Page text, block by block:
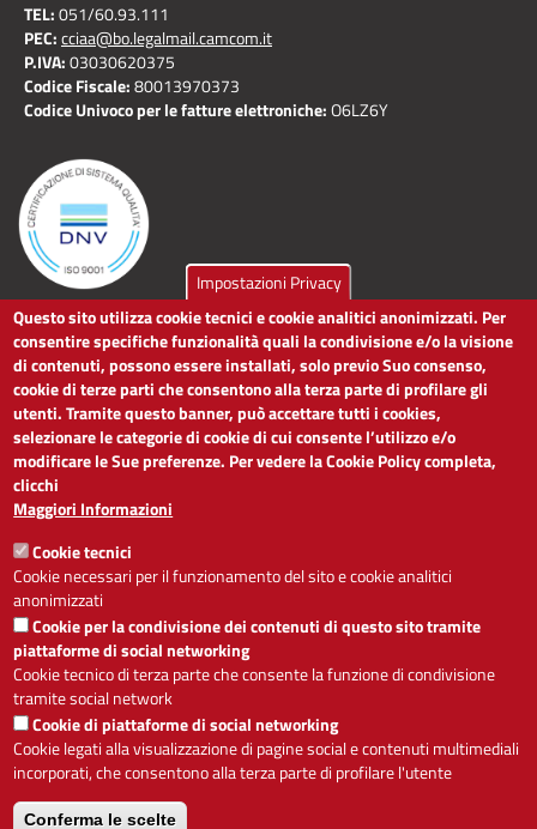
TEL:051/60.93.111
PEC:cciaa@bo.legalmail.camcom.it
P.IVA:03030620375
Codice Fiscale:80013970373
Codice Univoco per le fatture elettroniche:O6LZ6Y
LINK UTILI
Dichiarazione di accessibilità
Obiettivi di accessibilità
Segnalaci problemi di accessibilità
Note legali
Privacy
Accesso riservato
ACCESSIBILITÀ
- A +
Alto contrasto
Impostazioni Privacy
Questo sito utilizza cookie tecnici e cookie analitici anonimizzati. Per
consentire specifiche funzionalità quali la condivisione e/o la visione
di contenuti, possono essere installati, solo previo Suo consenso,
cookie di terze parti che consentono alla terza parte di profilare gli
utenti. Tramite questo banner, può accettare tutti i cookies,
selezionare le categorie di cookie di cui consente l’utilizzo e/o
modificare le Sue preferenze. Per vedere la Cookie Policy completa,
clicchi
Maggiori Informazioni
Cookie tecnici
Cookie necessari per il funzionamento del sito e cookie analitici
anonimizzati
Cookie per la condivisione dei contenuti di questo sito tramite
piattaforme di social networking
Cookie tecnico di terza parte che consente la funzione di condivisione
tramite social network
Cookie di piattaforme di social networking
Cookie legati alla visualizzazione di pagine social e contenuti multimediali
incorporati, che consentono alla terza parte di profilare l'utente
Conferma le scelte